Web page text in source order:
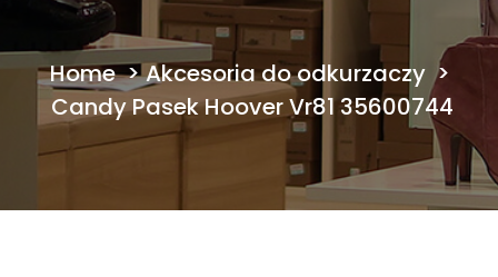
Home>Akcesoria do odkurzaczy>
Candy Pasek Hoover Vr81 35600744